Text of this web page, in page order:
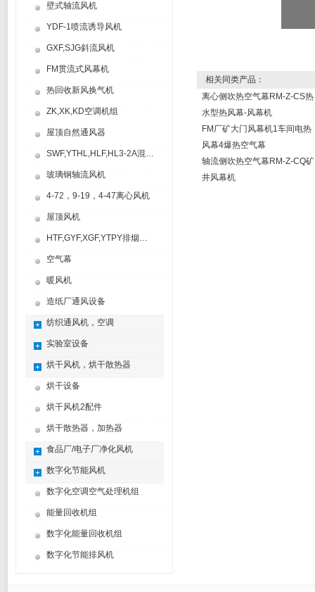
壁式轴流风机
YDF-1喷流诱导风机
GXF,SJG斜流风机
FM贯流式风幕机
热回收新风换气机
ZK,XK,KD空调机组
屋顶自然通风器
SWF,YTHL,HLF,HL3-2A混流风机
玻璃钢轴流风机
4-72，9-19，4-47离心风机
屋顶风机
HTF,GYF,XGF,YTPY排烟风机
空气幕
暖风机
造纸厂通风设备
纺织通风机，空调
实验室设备
烘干风机，烘干散热器
烘干设备
烘干风机2配件
烘干散热器，加热器
食品厂/电子厂净化风机
数字化节能风机
数字化空调空气处理机组
能量回收机组
数字化能量回收机组
数字化节能排风机
相关同类产品：
离心侧吹热空气幕RM-Z-CS热
水型热风幕-风幕机
FM厂矿大门风幕机1车间电热
风幕4爆热空气幕
轴流侧吹热空气幕RM-Z-CQ矿
井风幕机